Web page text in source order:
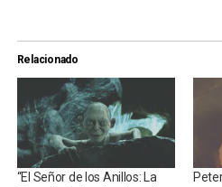
Relacionado
“El Señor de los Anillos: La